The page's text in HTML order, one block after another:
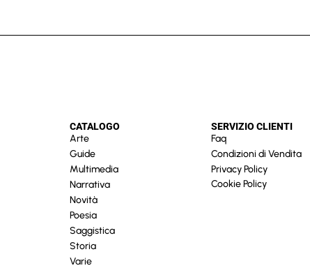
CATALOGO
Arte
Guide
Multimedia
Narrativa
Novità
Poesia
Saggistica
Storia
Varie
SERVIZIO CLIENTI
Faq
Condizioni di Vendita
Privacy Policy
Cookie Policy